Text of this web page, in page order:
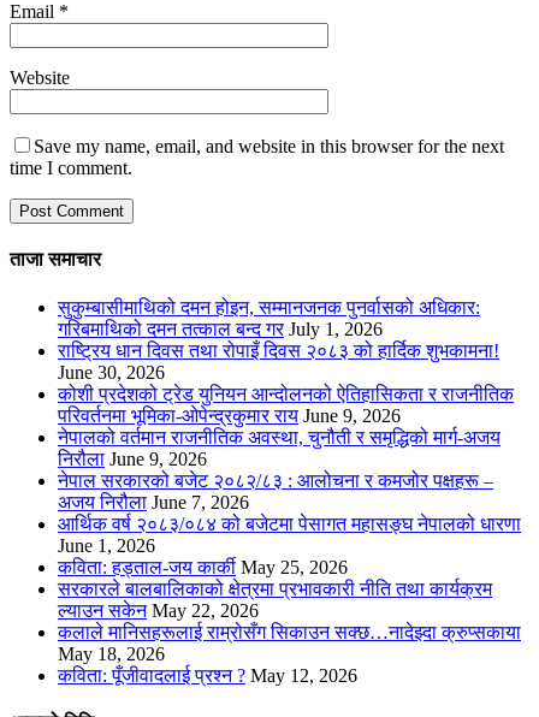
Email *
Website
Save my name, email, and website in this browser for the next
time I comment.
ताजा समाचार
सुकुम्बासीमाथिको दमन होइन, सम्मानजनक पुनर्वासको अधिकार:
गरिबमाथिको दमन तत्काल बन्द गर July 1, 2026
राष्ट्रिय धान दिवस तथा रोपाइँ दिवस २०८३ को हार्दिक शुभकामना!
June 30, 2026
कोशी प्रदेशको ट्रेड युनियन आन्दोलनको ऐतिहासिकता र राजनीतिक
परिवर्तनमा भूमिका-ओपेन्द्रकुमार राय June 9, 2026
नेपालको वर्तमान राजनीतिक अवस्था, चुनौती र समृद्धिको मार्ग-अजय
निरौला June 9, 2026
नेपाल सरकारको बजेट २०८२/८३ : आलोचना र कमजोर पक्षहरू –
अजय निरौला June 7, 2026
आर्थिक वर्ष २०८३/०८४ को बजेटमा पेसागत महासङ्घ नेपालको धारणा
June 1, 2026
कविता: हड्ताल-जय कार्की May 25, 2026
सरकारले बालबालिकाको क्षेत्रमा प्रभावकारी नीति तथा कार्यक्रम
ल्याउन सकेन May 22, 2026
कलाले मानिसहरूलाई राम्रोसँग सिकाउन सक्छ…नादेझ्दा क्रुप्सकाया
May 18, 2026
कविता: पूँजीवादलाई प्रश्न ? May 12, 2026